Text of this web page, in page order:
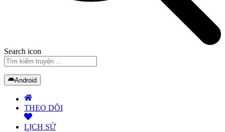
Search icon
Android
THEO DÕI
LỊCH SỬ